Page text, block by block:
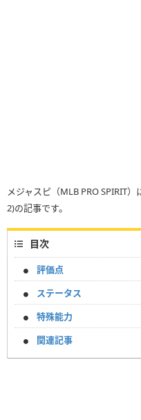
メジャスピ（MLB PRO SPIRIT
2)の記事です。
目次
評価点
ステータス
特殊能力
関連記事